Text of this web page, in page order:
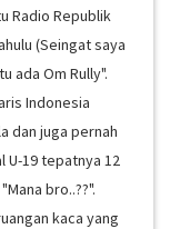
Radio Republik
(Seingat saya
ada Om Rully".
Indonesia
dan juga pernah
U-19 tepatnya 12
bro..??".
kaca yang